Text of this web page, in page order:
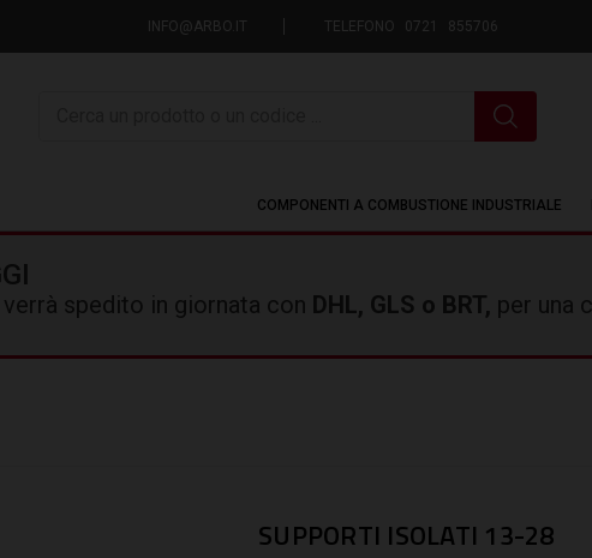
INFO@ARBO.IT TELEFONO 0721 855706
COMPONENTI A COMBUSTIONE INDUSTRIALE
spedito in giornata con DHL, GLS o BRT, per una
SUPPORTI ISOLATI 13-28